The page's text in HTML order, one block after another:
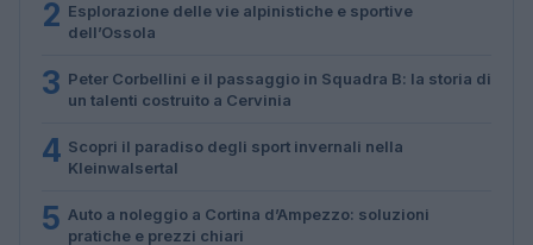
2 Esplorazione delle vie alpinistiche e sportive
dell’Ossola
3 Peter Corbellini e il passaggio in Squadra B: la storia di
un talenti costruito a Cervinia
4 Scopri il paradiso degli sport invernali nella
Kleinwalsertal
5 Auto a noleggio a Cortina d’Ampezzo: soluzioni
pratiche e prezzi chiari